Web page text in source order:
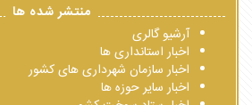
منتشر شده ها
آرشیو گالری
اخبار استانداری ها
اخبار سازمان شهرداری های کشور
اخبار سایر حوزه ها